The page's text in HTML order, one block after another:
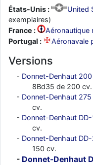
États-Unis : United
exemplaires)
France :
Aéronautique
Portugal :
Aéronavale
Versions
Donnet-Denhaut 200
8Bd35 de 200 cv.
Donnet-Denhaut 275
cv.
Donnet-Denhaut DD-
cv.
Donnet-Denhaut
150 cv.
Donnet-Denhaut